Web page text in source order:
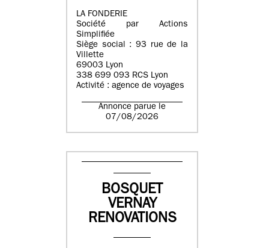
LA FONDERIE
Société par Actions
Simplifiée
Siège social : 93 rue de la
Villette
69003 Lyon
338 699 093 RCS Lyon
Activité : agence de voyages
Annonce parue le
07/08/2026
BOSQUET
VERNAY
RENOVATIONS